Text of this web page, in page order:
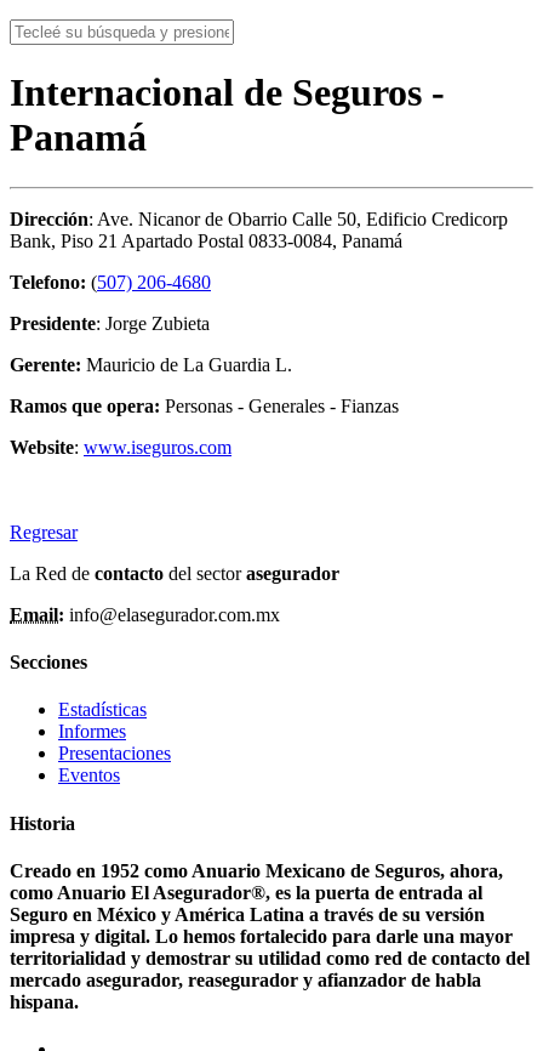
Internacional de Seguros -
Panamá
Dirección: Ave. Nicanor de Obarrio Calle 50, Edificio Credicorp
Bank, Piso 21 Apartado Postal 0833-0084, Panamá
Telefono: (507) 206-4680
Presidente: Jorge Zubieta
Gerente: Mauricio de La Guardia L.
Ramos que opera: Personas - Generales - Fianzas
Website: www.iseguros.com
Regresar
La Red de contacto del sectorasegurador
Email: info@elasegurador.com.mx
Secciones
Estadísticas
Informes
Presentaciones
Eventos
Historia
Creado en 1952 como Anuario Mexicano de Seguros, ahora,
como Anuario El Asegurador®, es la puerta de entrada al
Seguro en México y América Latina a través de su versión
impresa y digital. Lo hemos fortalecido para darle una mayor
territorialidad y demostrar su utilidad como red de contacto del
mercado asegurador, reasegurador y afianzador de habla
hispana.